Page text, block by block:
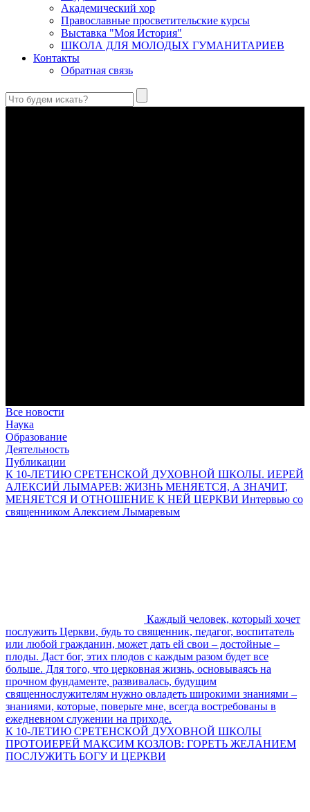
Академический хор
Православные просветительские курсы
Выставка "Моя История"
ШКОЛА ДЛЯ МОЛОДЫХ ГУМАНИТАРИЕВ
Контакты
Обратная связь
Все новости
Наука
Образование
Деятельность
Публикации
К 10-ЛЕТИЮ СРЕТЕНСКОЙ ДУХОВНОЙ ШКОЛЫ. ИЕРЕЙ
АЛЕКСИЙ ЛЫМАРЕВ: ЖИЗНЬ МЕНЯЕТСЯ, А ЗНАЧИТ,
МЕНЯЕТСЯ И ОТНОШЕНИЕ К НЕЙ ЦЕРКВИ Интервью со
священником Алексием Лымаревым
Каждый человек, который хочет
послужить Церкви, будь то священник, педагог, воспитатель
или любой гражданин, может дать ей свои – достойные –
плоды. Даст бог, этих плодов с каждым разом будет все
больше. Для того, что церковная жизнь, основываясь на
прочном фундаменте, развивалась, будущим
священнослужителям нужно овладеть широкими знаниями –
знаниями, которые, поверьте мне, всегда востребованы в
ежедневном служении на приходе.
К 10-ЛЕТИЮ СРЕТЕНСКОЙ ДУХОВНОЙ ШКОЛЫ
ПРОТОИЕРЕЙ МАКСИМ КОЗЛОВ: ГОРЕТЬ ЖЕЛАНИЕМ
ПОСЛУЖИТЬ БОГУ И ЦЕРКВИ